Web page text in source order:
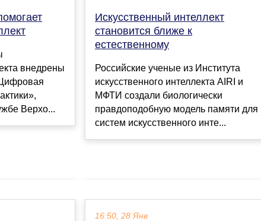
внедрены
Верхо...
Искусственный интеллект
становится ближе к
естественному
Российские ученые из Института
искусственного интеллекта AIRI и
МФТИ создали биологически
правдоподобную модель памяти для
систем искусственного инте...
16:50, 28 Янв